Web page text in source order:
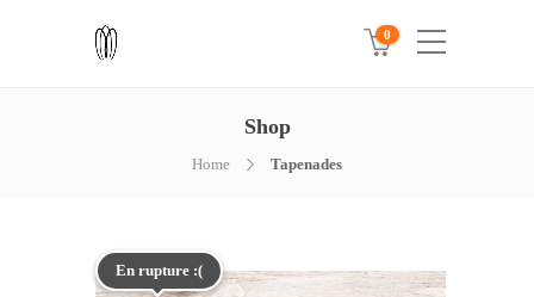
0
Shop
Home Tapenades
En rupture :(